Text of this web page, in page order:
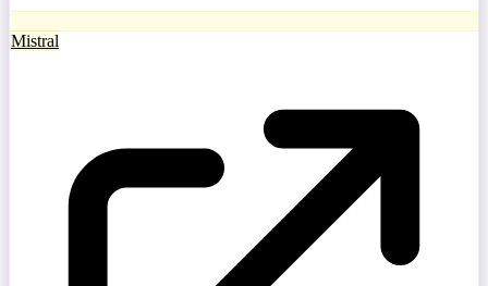
Mistral